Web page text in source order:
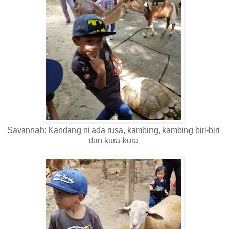
Savannah: Kandang ni ada rusa, kambing, kambing biri-biri
dan kura-kura